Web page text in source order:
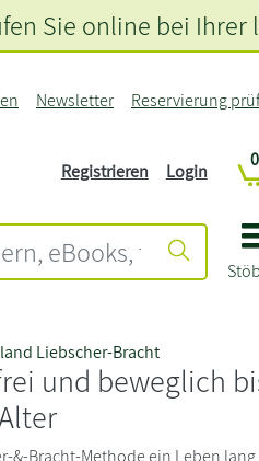
Newsletter Reservierung
Registrieren Login
0
Sie online bei Ihrer
Liebscher-Bracht
und beweglich
&-Bracht-Methode ein Leben